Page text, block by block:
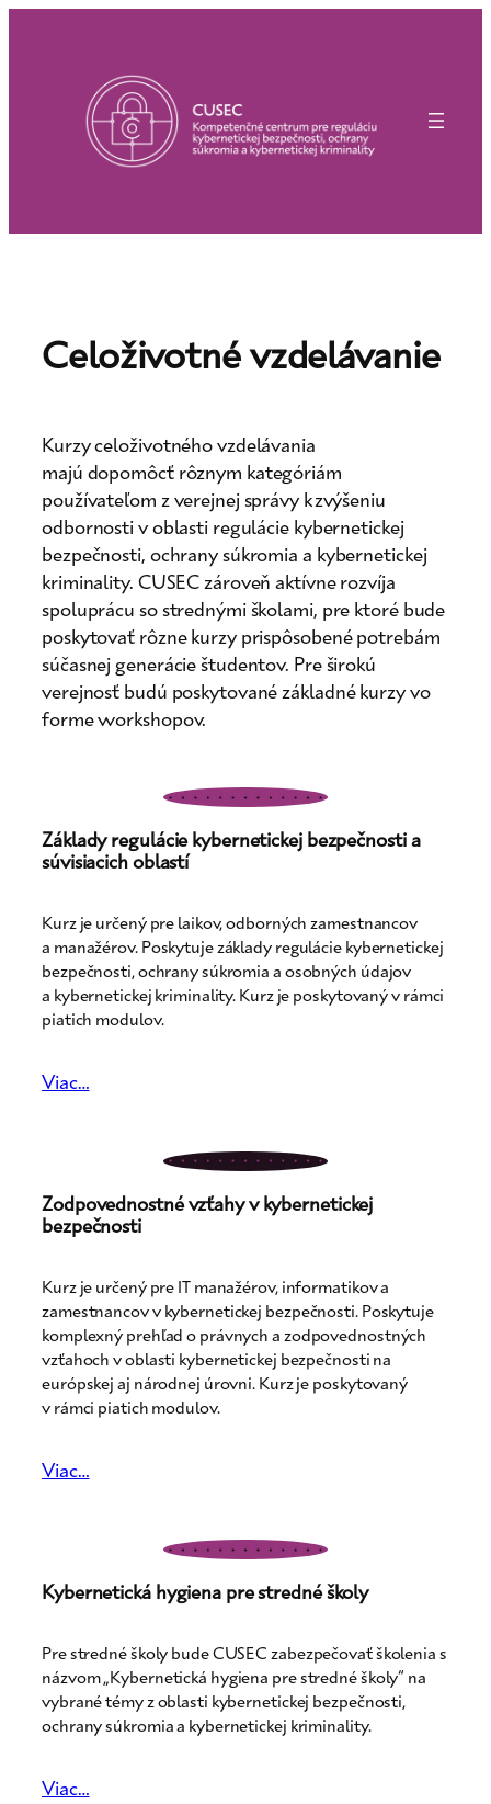
Celoživotné vzdelávanie
Kurzy celoživotného vzdelávania
majú dopomôcť rôznym kategóriám
používateľom z verejnej správy k zvýšeniu
odbornosti v oblasti regulácie kybernetickej
bezpečnosti, ochrany súkromia a kybernetickej
kriminality. CUSEC zároveň aktívne rozvíja
spoluprácu so strednými školami, pre ktoré bude
poskytovať rôzne kurzy prispôsobené potrebám
súčasnej generácie študentov. Pre širokú
verejnosť budú poskytované základné kurzy vo
forme workshopov.
Základy regulácie kybernetickej bezpečnosti a
súvisiacich oblastí
Kurz je určený pre laikov, odborných zamestnancov
a manažérov. Poskytuje základy regulácie kybernetickej
bezpečnosti, ochrany súkromia a osobných údajov
a kybernetickej kriminality. Kurz je poskytovaný v rámci
piatich modulov.
Viac…
Zodpovednostné vzťahy v kybernetickej
bezpečnosti
Kurz je určený pre IT manažérov, informatikov a
zamestnancov v kybernetickej bezpečnosti. Poskytuje
komplexný prehľad o právnych a zodpovednostných
vzťahoch v oblasti kybernetickej bezpečnosti na
európskej aj národnej úrovni. Kurz je poskytovaný
v rámci piatich modulov.
Viac…
Kybernetická hygiena pre stredné školy
Pre stredné školy bude CUSEC zabezpečovať školenia s
názvom „Kybernetická hygiena pre stredné školy“ na
vybrané témy z oblasti kybernetickej bezpečnosti,
ochrany súkromia a kybernetickej kriminality.
Viac…